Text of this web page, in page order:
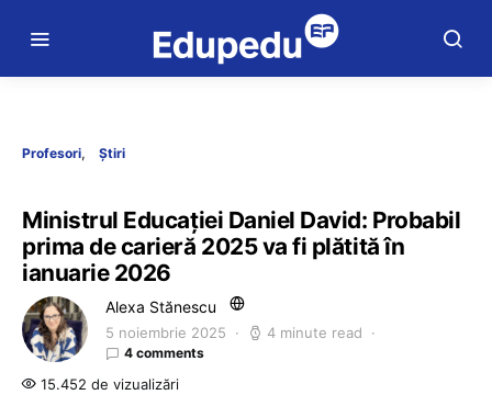
Profesori Știri
Ministrul Educației Daniel David: Probabil
prima de carieră 2025 va fi plătită în
ianuarie 2026
Alexa Stănescu
5 noiembrie 2025 4 minute read
4 comments
15.452 de vizualizări